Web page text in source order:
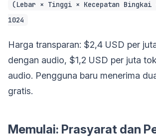
(Lebar × Tinggi × Kecepatan
1024
Harga transparan: $2,4 USD per
dengan audio, $1,2 USD per juta
audio. Pengguna baru menerima
gratis.
Memulai: Prasyarat dan